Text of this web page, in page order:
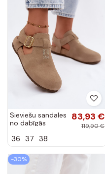
Sieviešu sandales
no dabīgās
Star TT274542
83,93 €
119,90 €
36 37 38
-30%